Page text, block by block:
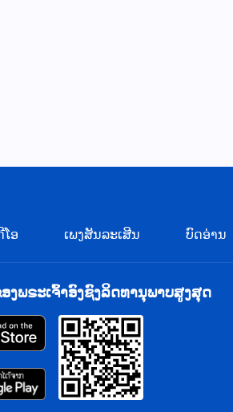
ໂອ ເພງສັນລະເສີນ ບົດອ່ານ
ພຣະເຈົ້າອົງຊົງລິດທານຸພາບສູງສຸດ